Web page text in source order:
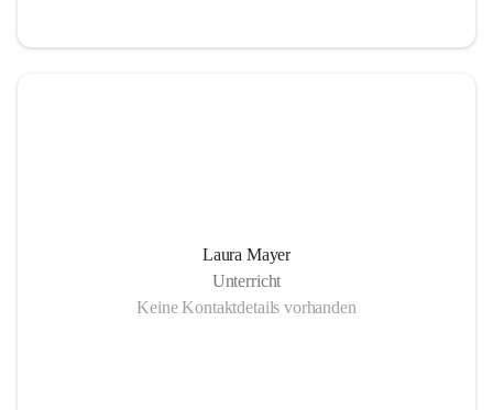
Laura Mayer
Unterricht
Keine Kontaktdetails vorhanden